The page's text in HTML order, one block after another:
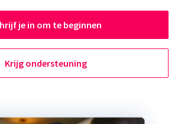
je in om te beginnen
Krijg ondersteuning